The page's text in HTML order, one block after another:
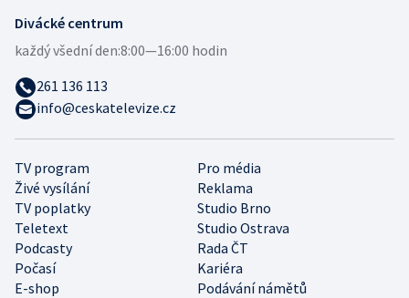
TV program
Pro média
Živé vysílání
Reklama
TV poplatky
Studio Brno
Teletext
Studio Ostrava
Podcasty
Rada ČT
Počasí
Kariéra
E-shop
Podávání námětů
Divácké centrum
každý všední den:8:00—16:00 hodin
261 136 113
info@ceskatelevize.cz